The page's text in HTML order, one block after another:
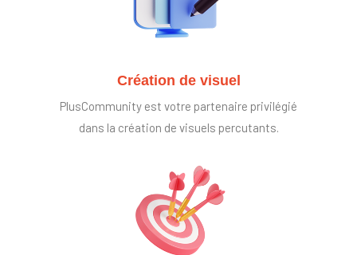
Création de visuel
PlusCommunity est votre partenaire privilégié
dans la création de visuels percutants.